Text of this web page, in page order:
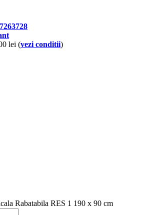
lei (vezi conditii)
Rabatabila RES 1 190 x 90 cm